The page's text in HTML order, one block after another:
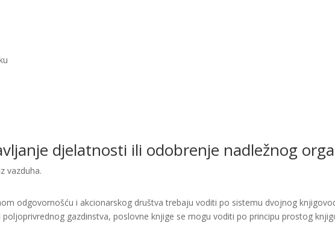
djelatnosti ili odobrenje nadležnog
vazduha.
odgovornošću i akcionarskog društva trebaju voditi po sistemu dvojnog
gazdinstva, poslovne knjige se mogu voditi po principu prostog